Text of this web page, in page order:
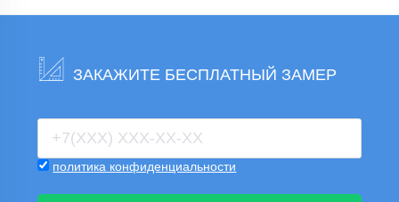
ЗАКАЖИТЕ БЕСПЛАТНЫЙ ЗАМЕР
политика конфиденциальности